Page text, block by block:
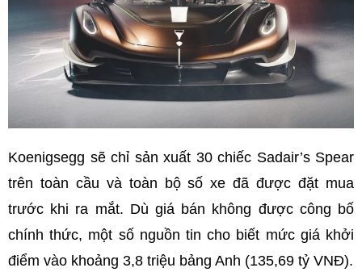
Koenigsegg sẽ chỉ sản xuất 30 chiếc Sadair’s Spear
trên toàn cầu và toàn bộ số xe đã được đặt mua
trước khi ra mắt. Dù giá bán không được công bố
chính thức, một số nguồn tin cho biết mức giá khởi
điểm vào khoảng 3,8 triệu bảng Anh (135,69 tỷ VNĐ).